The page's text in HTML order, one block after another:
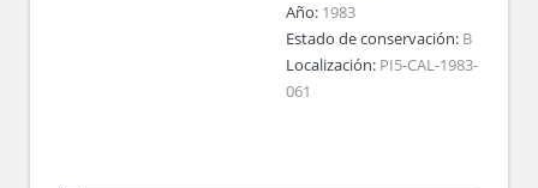
Año: 1983
Estado de conservación: B
Localización: PI5-CAL-1983-
061